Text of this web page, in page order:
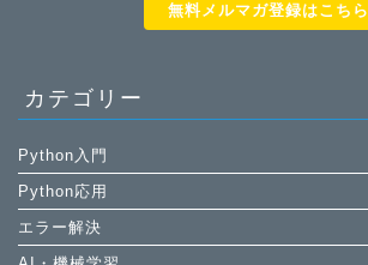
無料メルマガ登録はこちら
カテゴリー
Python入門
Python応用
エラー解決